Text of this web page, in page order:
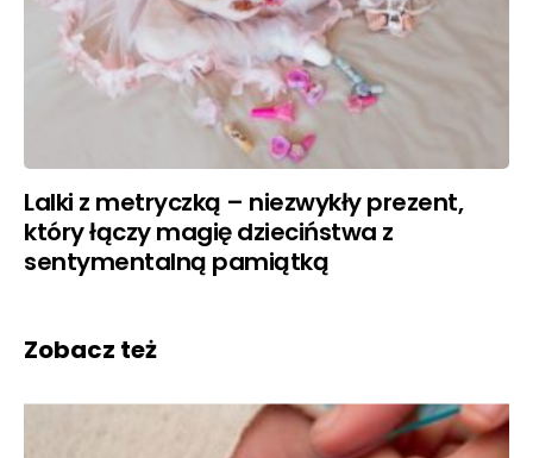
Lalki z metryczką – niezwykły prezent,
który łączy magię dzieciństwa z
sentymentalną pamiątką
Zobacz też